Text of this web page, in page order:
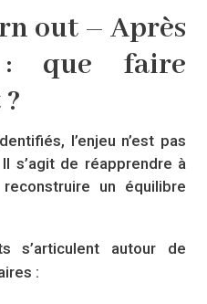
out – Après
: que faire
l’enjeu n’est pas
s’agit de réapprendre à
un équilibre
s’articulent autour de
: